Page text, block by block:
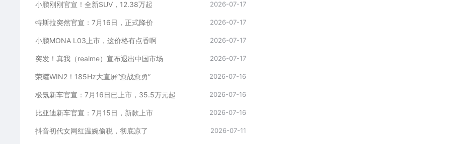
小鹏刚刚官宣！全新SUV，12.38万起 2026-07-17
特斯拉突然官宣：7月16日，正式降价 2026-07-17
小鹏MONA L03上市，这价格有点香啊 2026-07-17
突发！真我（realme）宣布退出中国市场 2026-07-17
荣耀WIN2！185Hz大直屏“愈战愈勇” 2026-07-16
极氪新车官宣：7月16日已上市，35.5万元起 2026-07-16
比亚迪新车官宣：7月15日，新款上市 2026-07-16
抖音初代女网红温婉偷税，彻底凉了 2026-07-11